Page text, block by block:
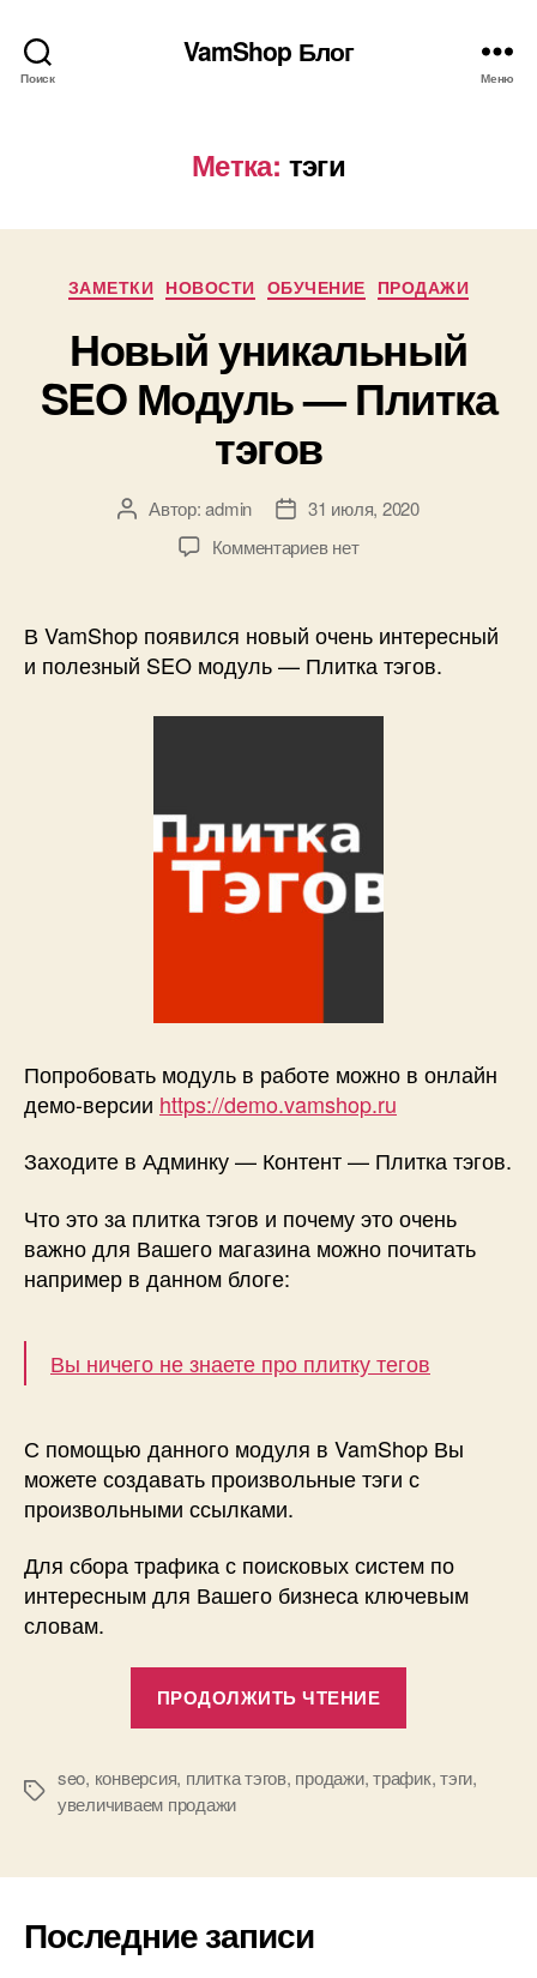
Поиск
VamShop Блог
Меню
Метка: тэги
Рубрики
ЗАМЕТКИ НОВОСТИ ОБУЧЕНИЕ ПРОДАЖИ
Новый уникальный
SEO Модуль — Плитка
тэгов
Автор
записи
Автор:admin
Дата31 июля, 2020
Комментариевк
SEO
Модуль
нет
В VamShop появился новый очень интересный
и полезный SEO модуль — Плитка тэгов.
Попробовать модуль в работе можно в онлайн
демо-версии https://demo.vamshop.ru
Заходите в Админку — Контент — Плитка тэгов.
Что это за плитка тэгов и почему это очень
важно для Вашего магазина можно почитать
например в данном блоге:
Вы ничего не знаете про плитку тегов
С помощью данного модуля в VamShop Вы
можете создавать произвольные тэги с
произвольными ссылками.
Для сбора трафика с поисковых систем по
интересным для Вашего бизнеса ключевым
словам.
ПРОДОЛЖИТЬ ЧТЕНИЕ
Модуль
тэгов»
Метки
seo, конверсия, плитка тэгов, продажи,трафик,тэги,
увеличиваем продажи
Последние записи